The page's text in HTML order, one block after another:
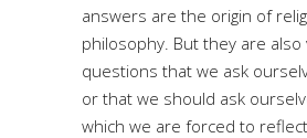
answers are the origin of
philosophy. But they are also
questions that we ask
or that we should ask
which we are forced to